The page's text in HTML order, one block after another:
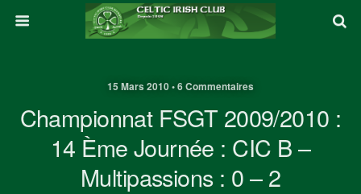
15 Mars 2010 • 6 Commentaires
Championnat FSGT 2009/2010 :
14 Ème Journée : CIC B –
Multipassions : 0 – 2